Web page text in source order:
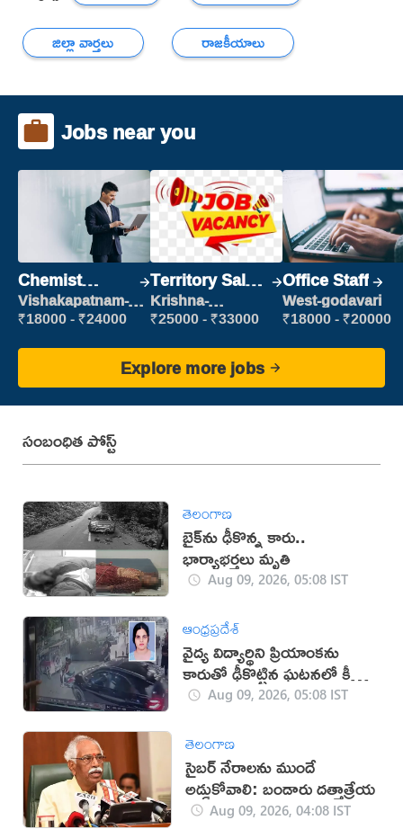
జిల్లా వార్తలు
రాజకీయాలు
Jobs near you
Chemist
Production
Executive
Vishakapatnam-
new
₹18000 - ₹24000
Territory Sales
Manager
Krishna-
vijayawada
₹25000 - ₹33000
Office Staff
West-godavari
₹18000 - ₹20000
Explore more jobs
సంబంధిత పోస్ట్
తెలంగాణ
బైక్‌ను ఢీకొన్న కారు..
భార్యాభర్తలు మృతి
Aug 09, 2026, 05:08 IST
ఆంధ్రప్రదేశ్
వైద్య విద్యార్థిని ప్రియాంకను
కారుతో ఢీకొట్టిన ఘటనలో కీలక
పరిణామం
Aug 09, 2026, 05:08 IST
తెలంగాణ
సైబర్ నేరాలను ముందే
అడ్డుకోవాలి: బండారు దత్తాత్రేయ
Aug 09, 2026, 04:08 IST